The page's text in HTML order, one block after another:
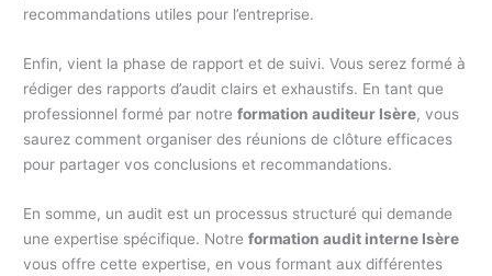
recommandations utiles pour l’entreprise.
Enfin, vient la phase de rapport et de suivi. Vous serez formé à
rédiger des rapports d’audit clairs et exhaustifs. En tant que
professionnel formé par notreformation auditeur Isère, vous
saurez comment organiser des réunions de clôture efficaces
pour partager vos conclusions et recommandations.
En somme, un audit est un processus structuré qui demande
une expertise spécifique. Notreformation audit interne Isère
vous offre cette expertise, en vous formant aux différentes